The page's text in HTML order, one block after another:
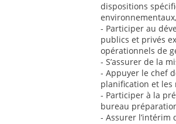
dispositions
- Participer au
publics et privés
opérationnels de
- S’assurer de la
- Appuyer le chef
planification et les
- Participer à la
bureau
- Assurer l’intérim